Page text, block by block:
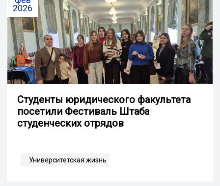
2026
Студенты юридического факультета
посетили Фестиваль Штаба
студенческих отрядов
Университетская жизнь